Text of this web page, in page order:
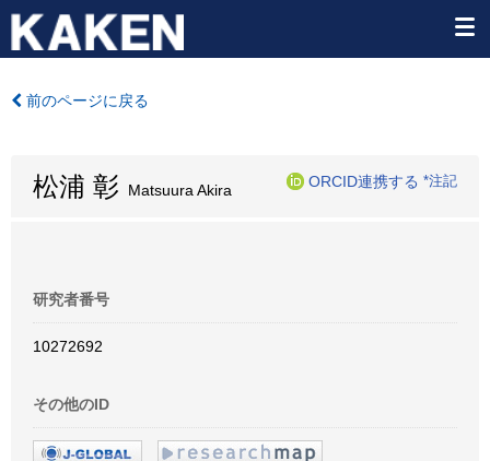
前のページに戻る
松浦 彰 Matsuura Akira
ORCID連携する *注記
研究者番号
10272692
その他のID